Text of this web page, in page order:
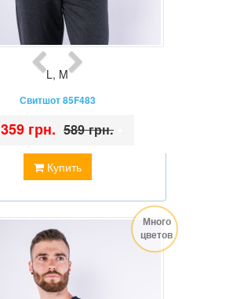
L, M
Свитшот 85F483
Купить
359 грн. 589 грн.
Много
цветов